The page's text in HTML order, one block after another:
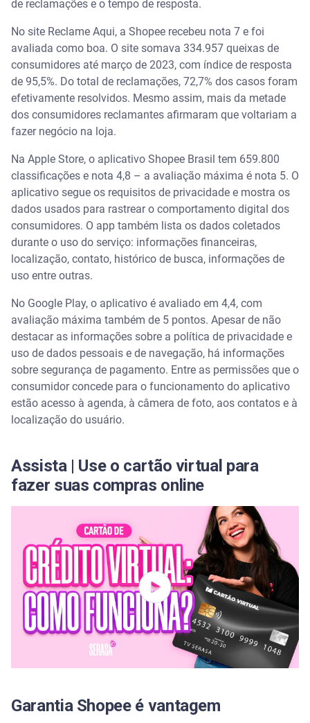
de reclamações e o tempo de resposta.
No site Reclame Aqui, a Shopee recebeu nota 7 e foi
avaliada como boa. O site somava 334.957 queixas de
consumidores até março de 2023, com índice de resposta
de 95,5%. Do total de reclamações, 72,7% dos casos foram
efetivamente resolvidos. Mesmo assim, mais da metade
dos consumidores reclamantes afirmaram que voltariam a
fazer negócio na loja.
Na Apple Store, o aplicativo Shopee Brasil tem 659.800
classificações e nota 4,8 – a avaliação máxima é nota 5. O
aplicativo segue os requisitos de privacidade e mostra os
dados usados para rastrear o comportamento digital dos
consumidores. O app também lista os dados coletados
durante o uso do serviço: informações financeiras,
localização, contato, histórico de busca, informações de
uso entre outras.
No Google Play, o aplicativo é avaliado em 4,4, com
avaliação máxima também de 5 pontos. Apesar de não
destacar as informações sobre a política de privacidade e
uso de dados pessoais e de navegação, há informações
sobre segurança de pagamento. Entre as permissões que o
consumidor concede para o funcionamento do aplicativo
estão acesso à agenda, à câmera de foto, aos contatos e à
localização do usuário.
Assista | Use o cartão virtual para
fazer suas compras online
Garantia Shopee é vantagem